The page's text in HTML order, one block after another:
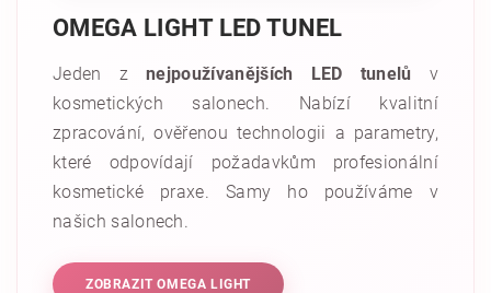
OMEGA LIGHT LED TUNEL
Jeden znejpoužívanějších LED tunelů v
kosmetických salonech. Nabízí kvalitní
zpracování, ověřenou technologii a parametry,
které odpovídají požadavkům profesionální
kosmetické praxe. Samy ho používáme v
našich salonech.
ZOBRAZIT OMEGA LIGHT